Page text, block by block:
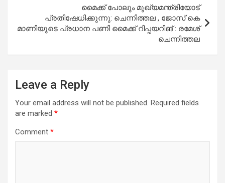
മൈക്ക് പോലും മുഖ്യമന്ത്രിയോട്
പ്രതിഷേധിക്കുന്നു: ചെന്നിത്തല , ജോസ് കെ
മാണിയുടെ പ്രധാന പണി മൈക്ക് റിപ്പയറിങ് : രമേശ്
ചെന്നിത്തല
Leave a Reply
Your email address will not be published. Required fields
are marked *
Comment *